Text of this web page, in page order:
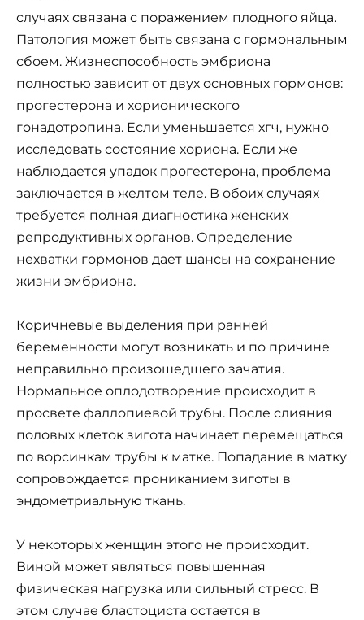
случаях связана с поражением плодного яйца.
Патология может быть связана с гормональным
сбоем. Жизнеспособность эмбриона
полностью зависит от двух основных гормонов:
прогестерона и хорионического
гонадотропина. Если уменьшается хгч, нужно
исследовать состояние хориона. Если же
наблюдается упадок прогестерона, проблема
заключается в желтом теле. В обоих случаях
требуется полная диагностика женских
репродуктивных органов. Определение
нехватки гормонов дает шансы на сохранение
жизни эмбриона.
Коричневые выделения при ранней
беременности могут возникать и по причине
неправильно произошедшего зачатия.
Нормальное оплодотворение происходит в
просвете фаллопиевой трубы. После слияния
половых клеток зигота начинает перемещаться
по ворсинкам трубы к матке. Попадание в матку
сопровождается прониканием зиготы в
эндометриальную ткань.
У некоторых женщин этого не происходит.
Виной может являться повышенная
физическая нагрузка или сильный стресс. В
этом случае бластоциста остается в